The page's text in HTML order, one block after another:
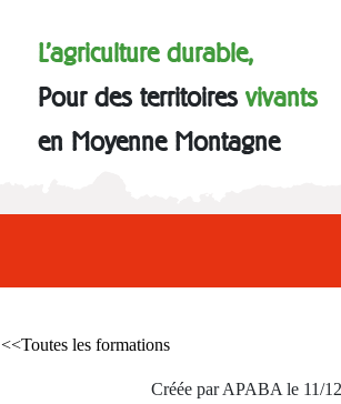
L'agriculture durable,
Pour des territoiresvivants
en Moyenne Montagne
<<Toutes les formations
Créée par APABA le 11/